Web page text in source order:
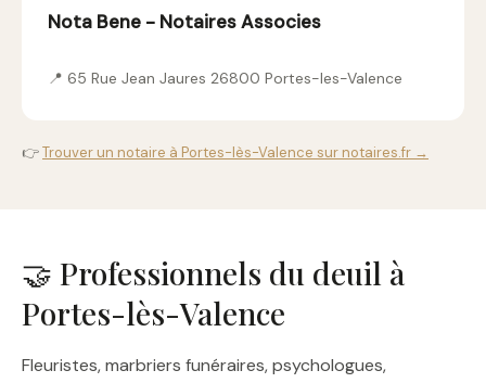
Nota Bene - Notaires Associes
📍 65 Rue Jean Jaures 26800 Portes-les-Valence
👉Trouver un notaire à Portes-lès-Valence sur notaires.fr →
🤝 Professionnels du deuil à
Portes-lès-Valence
Fleuristes, marbriers funéraires, psychologues,